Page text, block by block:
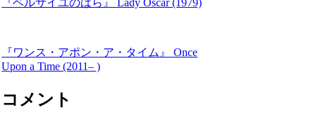
『ワンス・アポン・ア・タイム』 Once
Upon a Time (2011– )
コメント